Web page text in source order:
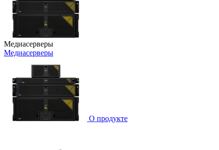
Медиасерверы
Медиасерверы
О продукте